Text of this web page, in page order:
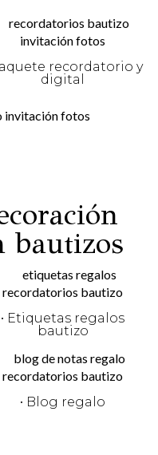
recordatorio y
digital
bautizos
• Etiquetas regalos
bautizo
• Blog regalo